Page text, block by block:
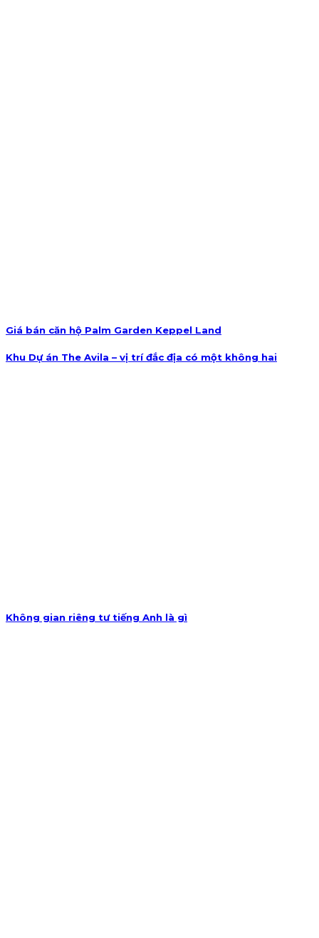
Giá bán căn hộ Palm Garden Keppel Land
Khu Dự án The Avila – vị trí đắc địa có một không hai
Không gian riêng tư tiếng Anh là gì